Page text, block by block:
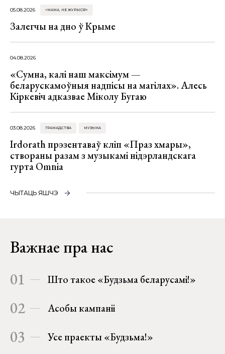
05.08.2026 «МАМА, НЕ ЖУРЫСЯ!»
Залегчы на дно ў Крыме
04.08.2026
«Сумна, калі наш максімум —
беларускамоўныя надпісы на магілах». Алесь
Кіркевіч адказвае Міколу Бугаю
03.08.2026 ГРАМАДСТВА МУЗЫКА
Irdorath прэзентаваў кліп «Праз хмары»,
створаны разам з музыкамі нідэрландскага
гурта Omnia
ЧЫТАЦЬ ЯШЧЭ
Важнае пра нас
01 Што такое «Будзьма беларусамі!»
02 Асобы кампаніі
03 Усе праекты «Будзьма!»